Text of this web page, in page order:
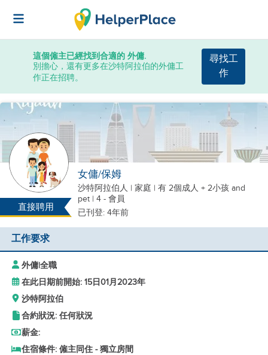
這個僱主已經找到合適的 外傭.
別擔心，還有更多在沙特阿拉伯的外傭工
作正在招聘。
尋找工
作
直接聘用
女傭/保姆
沙特阿拉伯人 | 家庭 | 有 2個成人 + 2小孩 and
pet | 4 - 會員
已刊登: 4年前
工作要求
外傭|全職
在此日期前開始: 15日01月2023年
沙特阿拉伯
合約狀況: 任何狀況
薪金:
住宿條件: 僱主同住 - 獨立房間